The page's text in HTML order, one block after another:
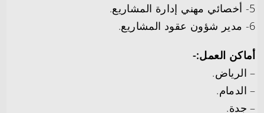
5- أخصائي مهني إدارة المشاريع.
6- مدير شؤون عقود المشاريع.
أماكن العمل:-
– الرياض.
– الدمام.
– جدة.